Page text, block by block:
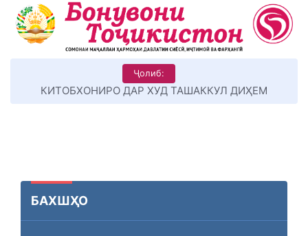
Ҷолиб:
КИТОБХОНИРО ДАР ХУД ТАШАККУЛ ДИҲЕМ
БАХШҲО